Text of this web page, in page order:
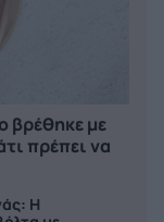
βρέθηκε με
πρέπει να
Η